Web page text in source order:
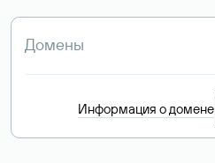
Информация о домене